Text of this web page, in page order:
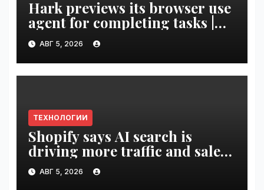
Hark previews its browser use
agent for completing tasks |
VseTime.ru
АВГ 5, 2026
ТЕХНОЛОГИИ
Shopify says AI search is
driving more traffic and sales,
not replacing Google |
VseTime.ru
АВГ 5, 2026